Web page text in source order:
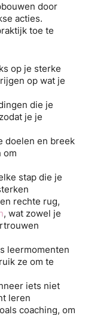
door
acties.
toe te
op je sterke
op wat je
die je
je je
doelen en breek
om
stap die je
rechte rug,
, wat zowel je
leermomenten
ze om te
iets niet
leren
coaching, om